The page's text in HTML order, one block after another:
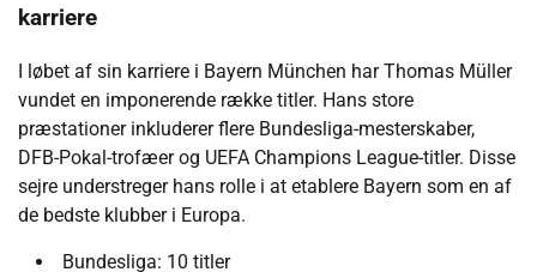
karriere
I løbet af sin karriere i Bayern München har Thomas Müller
vundet en imponerende række titler. Hans store
præstationer inkluderer flere Bundesliga-mesterskaber,
DFB-Pokal-trofæer og UEFA Champions League-titler. Disse
sejre understreger hans rolle i at etablere Bayern som en af
de bedste klubber i Europa.
Bundesliga: 10 titler